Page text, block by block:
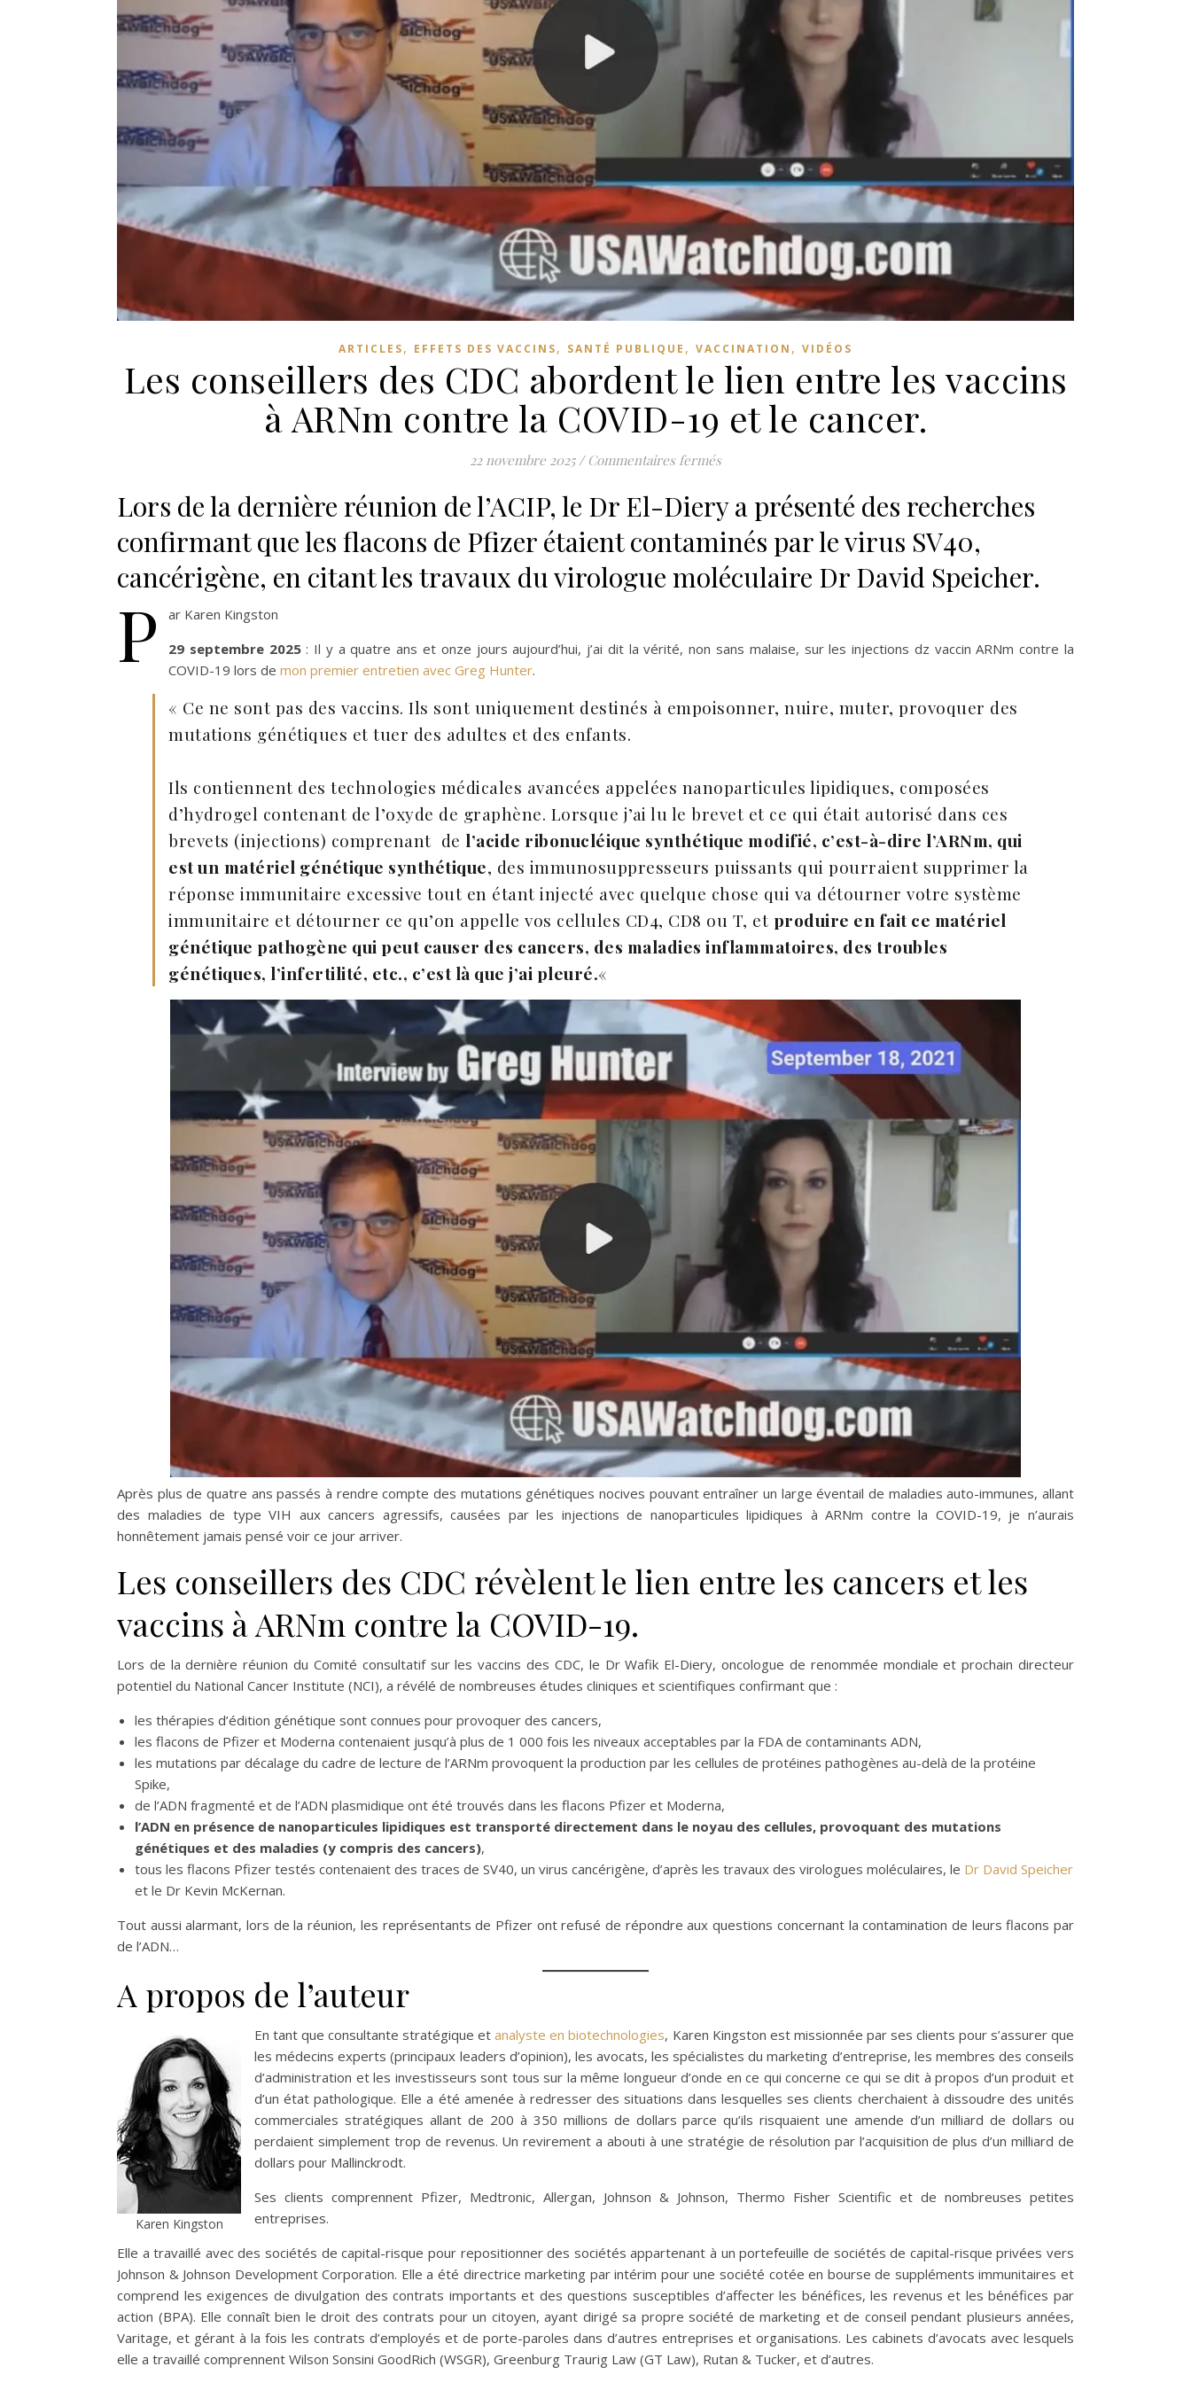
ARTICLES, EFFETS DES VACCINS, SANTÉ PUBLIQUE , VACCINATION , VIDÉOS
Les conseillers des CDC abordent le lien entre les vaccins
à ARNm contre la COVID-19 et le cancer.
22 novembre 2025 / Commentaires ferméssur Les conseillers des CDC abordent le lien entre les vaccins à ARNm contre
Lors de la dernière réunion de l’ACIP, le Dr El-Diery a présenté des recherches
confirmant que les flacons de Pfizer étaient contaminés par le virus SV40,
cancérigène, en citant les travaux du virologue moléculaire Dr David Speicher.
P
ar Karen Kingston
29 septembre 2025: Il y a quatre ans et onze jours aujourd’hui, j’ai dit la vérité, non sans malaise, sur les injections dz vaccin ARNm contre la
COVID-19 lors de mon premier entretien avec Greg Hunter.
« Ce ne sont pas des vaccins. Ils sont uniquement destinés à empoisonner, nuire, muter, provoquer des
mutations génétiques et tuer des adultes et des enfants.
Ils contiennent des technologies médicales avancées appelées nanoparticules lipidiques, composées
d’hydrogel contenant de l’oxyde de graphène. Lorsque j’ai lu le brevet et ce qui était autorisé dans ces
brevets (injections) comprenant de l’acide ribonucléique synthétique modifié, c’est-à-dire l’ARNm, qui
est un matériel génétique synthétique, des immunosuppresseurs puissants qui pourraient supprimer la
réponse immunitaire excessive tout en étant injecté avec quelque chose qui va détourner votre système
immunitaire et détourner ce qu’on appelle vos cellules CD4, CD8 ou T, et produire en fait ce matériel
génétique pathogène qui peut causer des cancers, des maladies inflammatoires, des troubles
génétiques, l’infertilité, etc., c’est là que j’ai pleuré.«
Après plus de quatre ans passés à rendre compte des mutations génétiques nocives pouvant entraîner un large éventail de maladies auto-immunes, allant
des maladies de type VIH aux cancers agressifs, causées par les injections de nanoparticules lipidiques à ARNm contre la COVID-19, je n’aurais
honnêtement jamais pensé voir ce jour arriver.
Les conseillers des CDC révèlent le lien entre les cancers et les
vaccins à ARNm contre la COVID-19.
Lors de la dernière réunion du Comité consultatif sur les vaccins des CDC, le Dr Wafik El-Diery, oncologue de renommée mondiale et prochain directeur
potentiel du National Cancer Institute (NCI), a révélé de nombreuses études cliniques et scientifiques confirmant que :
les thérapies d’édition génétique sont connues pour provoquer des cancers,
les flacons de Pfizer et Moderna contenaient jusqu’à plus de 1 000 fois les niveaux acceptables par la FDA de contaminants ADN,
les mutations par décalage du cadre de lecture de l’ARNm provoquent la production par les cellules de protéines pathogènes au-delà de la protéine
Spike,
de l’ADN fragmenté et de l’ADN plasmidique ont été trouvés dans les flacons Pfizer et Moderna,
l’ADN en présence de nanoparticules lipidiques est transporté directement dans le noyau des cellules, provoquant des mutations
génétiques et des maladies (y compris des cancers),
tous les flacons Pfizer testés contenaient des traces de SV40, un virus cancérigène, d’après les travaux des virologues moléculaires, le Dr David Speicher
et le Dr Kevin McKernan.
Tout aussi alarmant, lors de la réunion, les représentants de Pfizer ont refusé de répondre aux questions concernant la contamination de leurs flacons par
de l’ADN…
A propos de l’auteur
Karen Kingston
En tant que consultante stratégique etanalyste en biotechnologies, Karen Kingston est missionnée par ses clients pour s’assurer que
les médecins experts (principaux leaders d’opinion), les avocats, les spécialistes du marketing d’entreprise, les membres des conseils
d’administration et les investisseurs sont tous sur la même longueur d’onde en ce qui concerne ce qui se dit à propos d’un produit et
d’un état pathologique. Elle a été amenée à redresser des situations dans lesquelles ses clients cherchaient à dissoudre des unités
commerciales stratégiques allant de 200 à 350 millions de dollars parce qu’ils risquaient une amende d’un milliard de dollars ou
perdaient simplement trop de revenus. Un revirement a abouti à une stratégie de résolution par l’acquisition de plus d’un milliard de
dollars pour Mallinckrodt.
Ses clients comprennent Pfizer, Medtronic, Allergan, Johnson & Johnson, Thermo Fisher Scientific et de nombreuses petites
entreprises.
Elle a travaillé avec des sociétés de capital-risque pour repositionner des sociétés appartenant à un portefeuille de sociétés de capital-risque privées vers
Johnson & Johnson Development Corporation. Elle a été directrice marketing par intérim pour une société cotée en bourse de suppléments immunitaires et
comprend les exigences de divulgation des contrats importants et des questions susceptibles d’affecter les bénéfices, les revenus et les bénéfices par
action (BPA). Elle connaît bien le droit des contrats pour un citoyen, ayant dirigé sa propre société de marketing et de conseil pendant plusieurs années,
Varitage, et gérant à la fois les contrats d’employés et de porte-paroles dans d’autres entreprises et organisations. Les cabinets d’avocats avec lesquels
elle a travaillé comprennent Wilson Sonsini GoodRich (WSGR), Greenburg Traurig Law (GT Law), Rutan & Tucker, et d’autres.